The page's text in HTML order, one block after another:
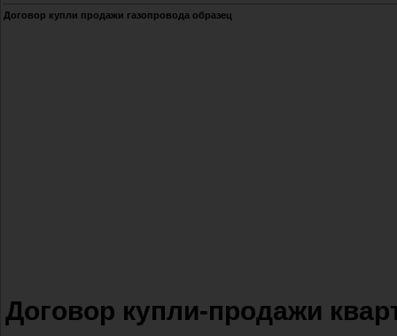
Договор купли продажи газопровода образец
Договор купли-продажи